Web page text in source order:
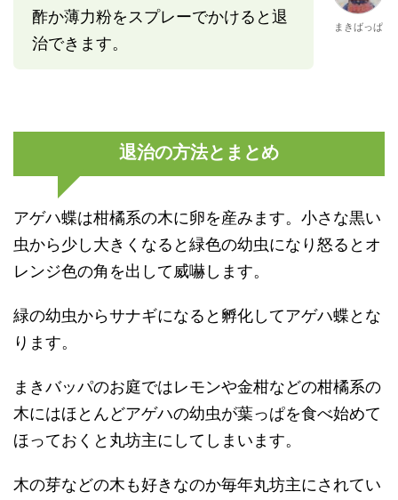
酢か薄力粉をスプレーでかけると退
治できます。
まきばっぱ
退治の方法とまとめ
アゲハ蝶は柑橘系の木に卵を産みます。小さな黒い
虫から少し大きくなると緑色の幼虫になり怒るとオ
レンジ色の角を出して威嚇します。
緑の幼虫からサナギになると孵化してアゲハ蝶とな
ります。
まきバッパのお庭ではレモンや金柑などの柑橘系の
木にはほとんどアゲハの幼虫が葉っぱを食べ始めて
ほっておくと丸坊主にしてしまいます。
木の芽などの木も好きなのか毎年丸坊主にされてい